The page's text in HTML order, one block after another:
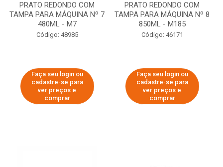
PRATO REDONDO COM
TAMPA PARA MÁQUINA Nº 7
480ML - M7
Código: 48985
Faça seu login ou
cadastre-se para
ver preços e
comprar
PRATO REDONDO COM
TAMPA PARA MÁQUINA Nº 8
850ML - M185
Código: 46171
Faça seu login ou
cadastre-se para
ver preços e
comprar